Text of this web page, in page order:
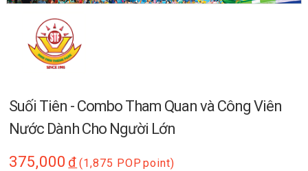
Suối Tiên - Combo Tham Quan và Công Viên
Nước Dành Cho Người Lớn
375,000 đ (1,875 POP point)